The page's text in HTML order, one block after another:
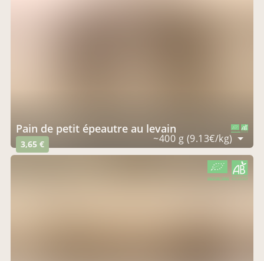
Pain de petit épeautre au levain
3,65 € ~400 g (9.13€/kg)
CERTIFIÉ PAR FR-BIO-01
AGRICULTURE FRANCE